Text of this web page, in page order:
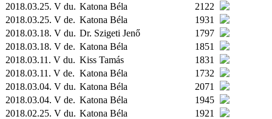
2018.03.25. V du. Katona Béla
2122
2018.03.25. V de. Katona Béla
1931
2018.03.18. V du. Dr. Szigeti Jenő
1797
2018.03.18. V de. Katona Béla
1851
2018.03.11. V du. Kiss Tamás
1831
2018.03.11. V de. Katona Béla
1732
2018.03.04. V du. Katona Béla
2071
2018.03.04. V de. Katona Béla
1945
2018.02.25. V du. Katona Béla
1921